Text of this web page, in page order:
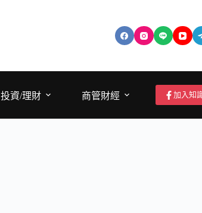
投資/理財 商管財經 成為作
加入知